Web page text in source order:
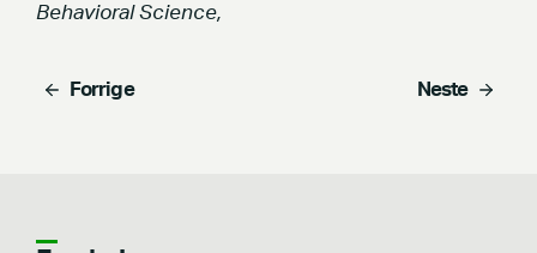
Behavioral Science,
Forrige Neste